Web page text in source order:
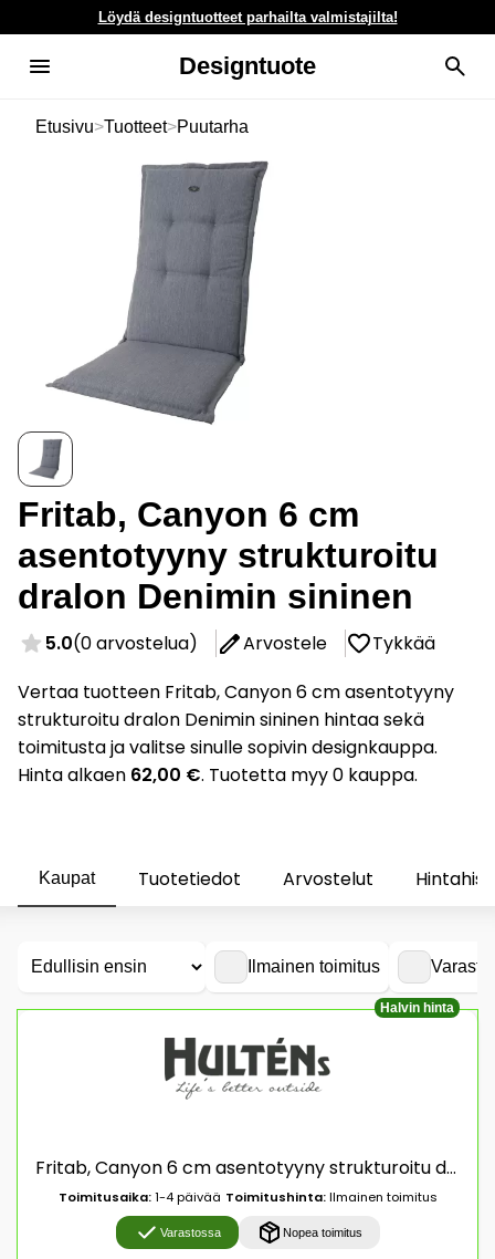
Löydä designtuotteet parhailta valmistajilta!
Designtuote
Etusivu>Tuotteet>Puutarha
Fritab, Canyon 6 cm
asentotyyny strukturoitu
dralon Denimin sininen
5.0(0 arvostelua) Arvostele
Tykkää
Vertaa tuotteen Fritab, Canyon 6 cm asentotyyny
strukturoitu dralon Denimin sininen hintaa sekä
toimitusta ja valitse sinulle sopivin designkauppa.
Hinta alkaen 62,00 €. Tuotetta myy 0 kauppa.
Kaupat Tuotetiedot Arvostelut
Ilmainen toimitus
Halvin hinta
Fritab, Canyon 6 cm asentotyyny strukturoitu dralon Denimin sininen
Toimitusaika:1-4 päivää Toimitushinta:Ilmainen toimitus
Varastossa Nopea toimitus